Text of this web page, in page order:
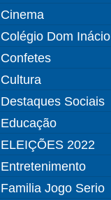
Cinema
Colégio Dom Inácio
Confetes
Cultura
Destaques Sociais
Educação
ELEIÇÕES 2022
Entretenimento
Familia Jogo Serio